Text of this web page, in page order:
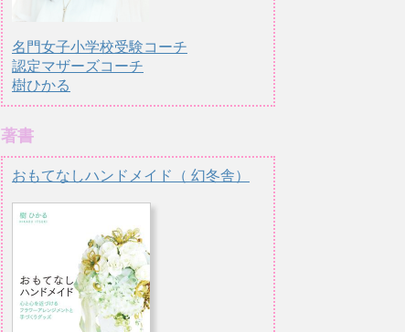
名門女子小学校受験コーチ
認定マザーズコーチ
樹ひかる
著書
おもてなしハンドメイド（ 幻冬舎）